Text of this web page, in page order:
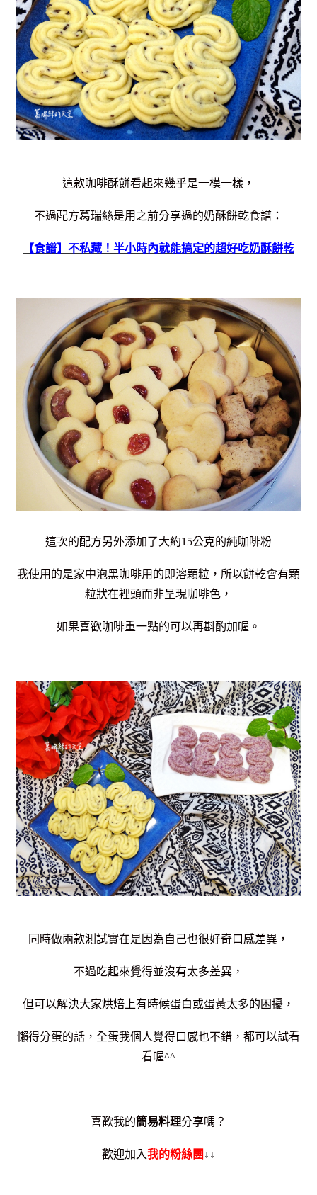
這款咖啡酥餅看起來幾乎是一模一樣，
不過配方葛瑞絲是用之前分享過的奶酥餅乾食譜：
【食譜】不私藏！半小時內就能搞定的超好吃奶酥餅乾
這次的配方另外添加了大約15公克的純咖啡粉
我使用的是家中泡黑咖啡用的即溶顆粒，所以餅乾會有顆
粒狀在裡頭而非呈現咖啡色，
如果喜歡咖啡重一點的可以再斟酌加喔。
同時做兩款測試實在是因為自己也很好奇口感差異，
不過吃起來覺得並沒有太多差異，
但可以解決大家烘焙上有時候蛋白或蛋黃太多的困擾，
懶得分蛋的話，全蛋我個人覺得口感也不錯，都可以試看
看喔^^
喜歡我的簡易料理分享嗎？
歡迎加入我的粉絲團 ↓↓